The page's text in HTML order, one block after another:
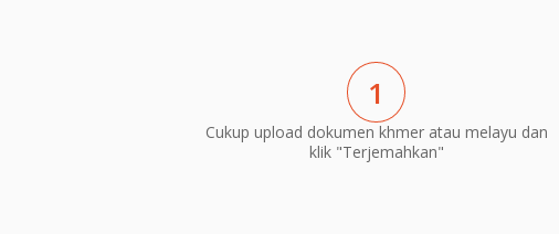
1
Cukup upload dokumen khmer atau melayu dan
klik "Terjemahkan"